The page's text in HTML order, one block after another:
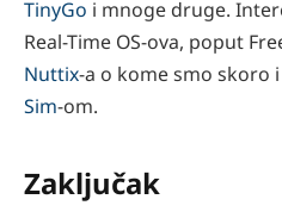
TinyGo i mnoge druge.
Real-Time OS-ova, poput
Nuttix-a o kome smo skoro
Sim-om.
Zaključak